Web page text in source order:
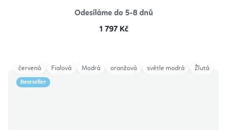
Odesíláme do 5-8 dnů
1 797 Kč
Bestseller
červená Fialová Modrá oranžová světle modrá Žlutá